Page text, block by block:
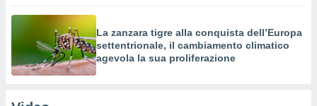
La zanzara tigre alla conquista dell’Europa
settentrionale, il cambiamento climatico
agevola la sua proliferazione